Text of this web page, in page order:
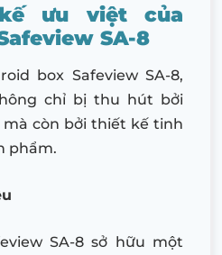
ưu việt của
SA-8
box Safeview SA-8,
chỉ bị thu hút bởi
còn bởi thiết kế tinh
phẩm.
SA-8 sở hữu một